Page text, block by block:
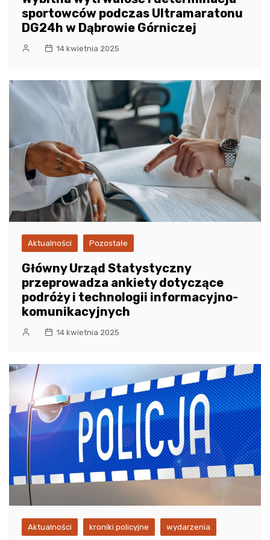
sportowców podczas Ultramaratonu
DG24h w Dąbrowie Górniczej
14 kwietnia 2025
Aktualności Pozostałe
Główny Urząd Statystyczny
przeprowadza ankiety dotyczące
podróży i technologii informacyjno-
komunikacyjnych
14 kwietnia 2025
Aktualności kroniki policyjne wydarzenia